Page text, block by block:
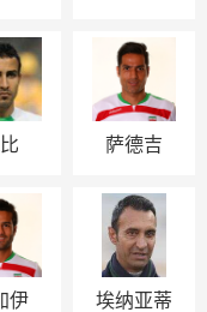
萨德吉
伊 埃纳亚蒂